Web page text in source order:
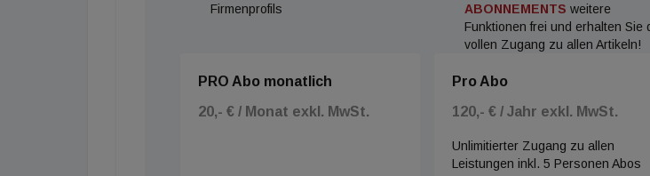
Firmenprofils
ABONNEMENTS weitere
Funktionen frei und erhalten Sie
vollen Zugang zu allen Artikeln!
PRO Abo monatlich
20,- € / Monat exkl. MwSt.
Pro Abo
120,- € / Jahr exkl. MwSt.
Unlimitierter Zugang zu allen
Leistungen inkl. 5 Personen Abos